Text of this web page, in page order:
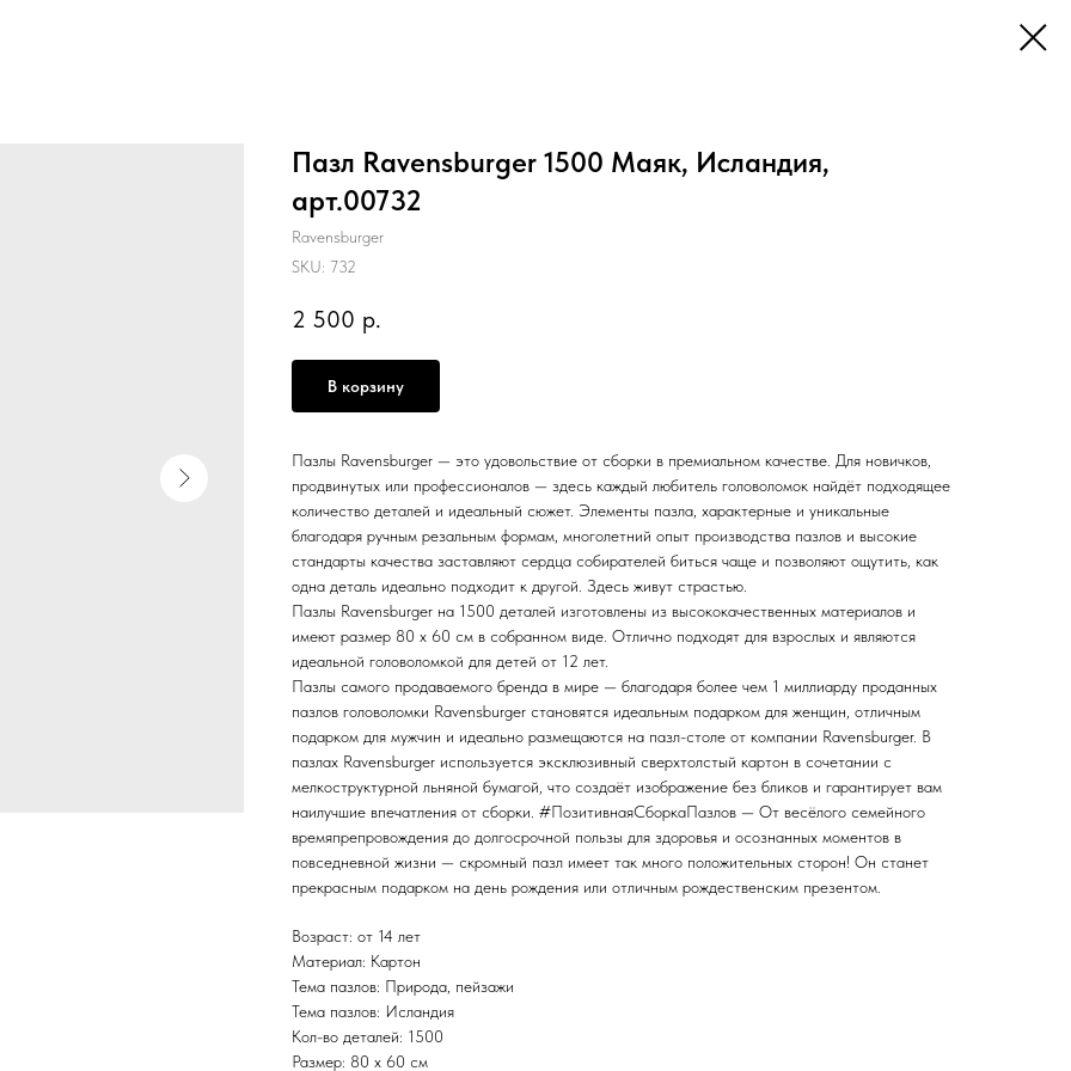
Пазл Ravensburger 1500 Маяк, Исландия,
арт.00732
Ravensburger
SKU: 732
2 500 р.
В корзину
Пазлы Ravensburger — это удовольствие от сборки в премиальном качестве. Для новичков,
продвинутых или профессионалов — здесь каждый любитель головоломок найдёт подходящее
количество деталей и идеальный сюжет. Элементы пазла, характерные и уникальные
благодаря ручным резальным формам, многолетний опыт производства пазлов и высокие
стандарты качества заставляют сердца собирателей биться чаще и позволяют ощутить, как
одна деталь идеально подходит к другой. Здесь живут страстью.
Пазлы Ravensburger на 1500 деталей изготовлены из высококачественных материалов и
имеют размер 80 x 60 см в собранном виде. Отлично подходят для взрослых и являются
идеальной головоломкой для детей от 12 лет.
Пазлы самого продаваемого бренда в мире — благодаря более чем 1 миллиарду проданных
пазлов головоломки Ravensburger становятся идеальным подарком для женщин, отличным
подарком для мужчин и идеально размещаются на пазл-столе от компании Ravensburger. В
пазлах Ravensburger используется эксклюзивный сверхтолстый картон в сочетании с
мелкоструктурной льняной бумагой, что создаёт изображение без бликов и гарантирует вам
наилучшие впечатления от сборки. #ПозитивнаяСборкаПазлов — От весёлого семейного
времяпрепровождения до долгосрочной пользы для здоровья и осознанных моментов в
повседневной жизни — скромный пазл имеет так много положительных сторон! Он станет
прекрасным подарком на день рождения или отличным рождественским презентом.
Возраст: от 14 лет
Материал: Картон
Тема пазлов: Природа, пейзажи
Тема пазлов: Исландия
Кол-во деталей: 1500
Размер: 80 x 60 см